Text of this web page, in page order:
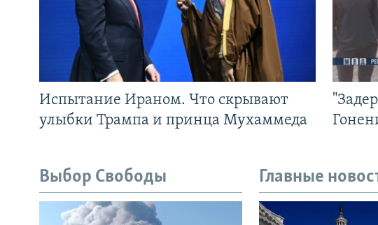
Испытание Ираном. Что скрывают
улыбки Трампа и принца Мухаммеда
Выбор Свободы Главные